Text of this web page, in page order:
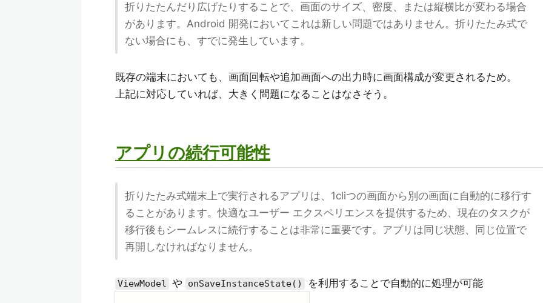
折りたたんだり広げたりすることで、画面のサイズ、密度、または縦横比が変わる場合
があります。Android 開発においてこれは新しい問題ではありません。折りたたみ式で
ない場合にも、すでに発生しています。
既存の端末においても、画面回転や追加画面への出力時に画面構成が変更されるため。
上記に対応していれば、大きく問題になることはなさそう。
アプリの続行可能性
折りたたみ式端末上で実行されるアプリは、1cliつの画面から別の画面に自動的に移行す
ることがあります。快適なユーザー エクスペリエンスを提供するため、現在のタスクが
移行後もシームレスに続行することは非常に重要です。アプリは同じ状態、同じ位置で
再開しなければなりません。
ViewModel や onSaveInstanceState() を利用することで自動的に処理が可能